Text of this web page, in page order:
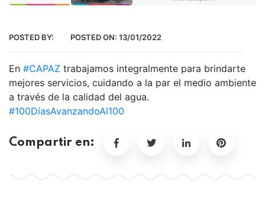
POSTED BY: POSTED ON: 13/01/2022
En #CAPAZ trabajamos integralmente para brindarte
mejores servicios, cuidando a la par el medio ambiente
a través de la calidad del agua.
#100DíasAvanzandoAl100
Compartir en: